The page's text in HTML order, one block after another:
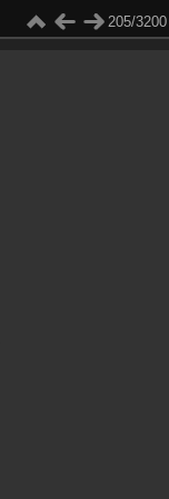
205/3200